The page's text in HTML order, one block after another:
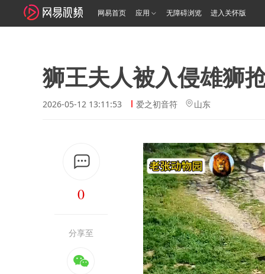
网易首页 应用 无障碍浏览 进入关怀版
狮王夫人被入侵雄狮
2026-05-12 13:11:53 爱之初音符 山东
0
分享至